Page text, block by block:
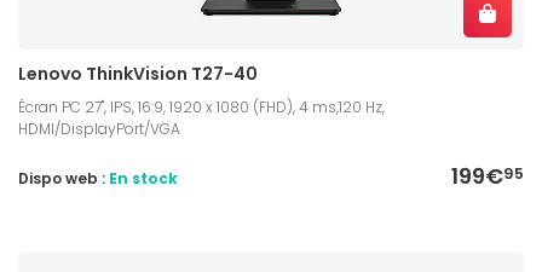
Lenovo ThinkVision T27-40
Écran PC 27", IPS, 16:9, 1920 x 1080 (FHD), 4 ms,120 Hz,
HDMI/DisplayPort/VGA
199€95
Dispo web : En stock